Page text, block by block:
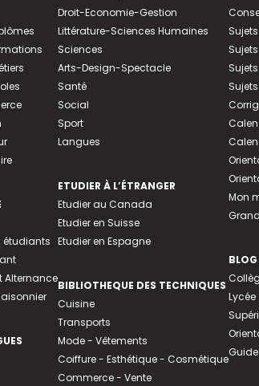
étudiants
Alternance
Droit-Economie-Gestion
Littérature-Sciences Humaines
Sciences
Arts-Design-Spectacle
Santé
Social
Sport
Langues
ETUDIER À L’ÉTRANGER
Etudier au Canada
Etudier en Suisse
Etudier en Espagne
BIBLIOTHEQUE DES TECHNIQUES
Cuisine
Transports
Mode - Vêtements
Coiffure - Esthétique - Cosmétique
Commerce - Vente
Mon
BLOG
Lycée